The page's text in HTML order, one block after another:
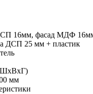
16мм, фасад МДФ
ДСП 25 мм + пластик
мм